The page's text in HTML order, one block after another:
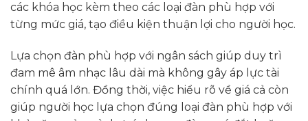
các khóa học kèm theo các loại đàn phù hợp với
từng mức giá, tạo điều kiện thuận lợi cho người học.
Lựa chọn đàn phù hợp với ngân sách giúp duy trì
đam mê âm nhạc lâu dài mà không gây áp lực tài
chính quá lớn. Đồng thời, việc hiểu rõ về giá cả còn
giúp người học lựa chọn đúng loại đàn phù hợp với